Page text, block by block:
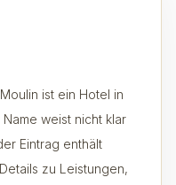
ist ein Hotel in
Name weist nicht klar
Eintrag enthält
zu Leistungen,